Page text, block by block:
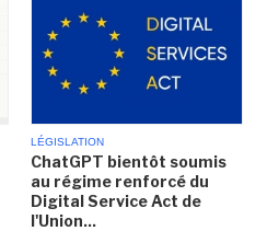
LÉGISLATION
ChatGPT bientôt soumis
au régime renforcé du
Digital Service Act de
l'Union...